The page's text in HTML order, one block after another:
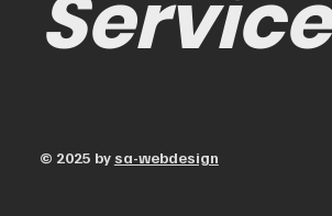
Service
© 2025 by sa-webdesign